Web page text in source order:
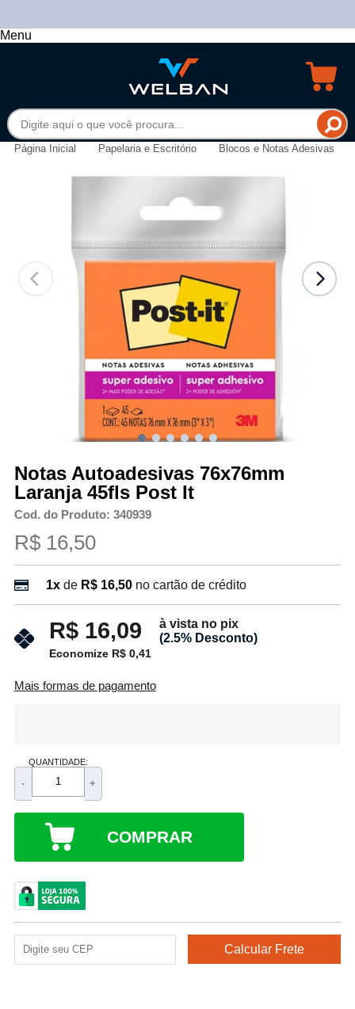
Menu
Página Inicial Papelaria e Escritório Blocos e Notas Adesivas
Notas Autoadesivas 76x76mm
Laranja 45fls Post It
Cod. do Produto: 340939
R$ 16,50
1xde R$ 16,50 no cartão de crédito
R$ 16,09
à vista no pix
(2.5% Desconto)
Economize R$ 0,41
Mais formas de pagamento
QUANTIDADE:
- +
COMPRAR